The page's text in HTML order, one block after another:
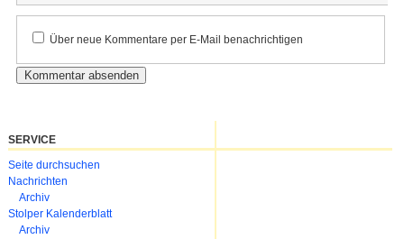
Kommentar
Über neue Kommentare per E-Mail benachrichtigen
SERVICE
Navigation
überspringen
Seite durchsuchen
Nachrichten
Archiv
Stolper Kalenderblatt
Archiv